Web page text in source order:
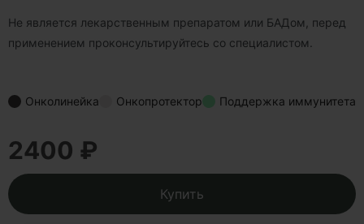
Не является лекарственным препаратом или БАДом, перед
применением проконсультируйтесь со специалистом.
Онколинейка Онкопротектор Поддержка иммунитета
2400 ₽
Купить